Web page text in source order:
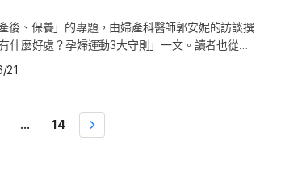
奶製品、沒有全熟的蛋類、特定魚類、生菜、蔬果
蟲的風險之外，還容易感染沙門氏菌、李斯特菌。
收縮，嚴重時可能會造成早產。李斯特菌若經血液
雖然上述的情況發生的機率並沒有特別高，但是為
種： 鮪魚 旗魚 鮭魚 馬頭魚 鯊魚
把著床出血誤以為是月經的到來，而沒有意識到自
止，並不需要治療。但是如果陰道有出血不是少量
小心，最好要向婦產科醫師諮詢。（推薦小工具：
不適以及情緒上的起伏。而這樣的不適會讓準媽媽
。覺得心情不美麗就要好好照顧自己，可以試試以
檢須知 懷孕第 4 週準媽媽驗孕 胚胎著床於準媽
泌「人類絨毛膜促性腺激素」（Human chorionic
的生成，也有助胎盤的生長成熟。而且雌激素和
來驗孕，詳細的相關資訊，可以參考：在家驗孕。
週的症狀 準媽媽在懷孕第四週可能不會在身體上感
後、保養」的專題，由婦產科醫師郭安妮的訪談撰
什麼好處？孕婦運動3大守則」一文。讀者也從
相關的問題，現在就由郭醫師來解惑吧！ Q1.
加快孕婦「卸貨」的過程，產前建議要練深蹲、青
會擔心早產的問題。若準媽媽目前還沒有足月，肚
21
... 14